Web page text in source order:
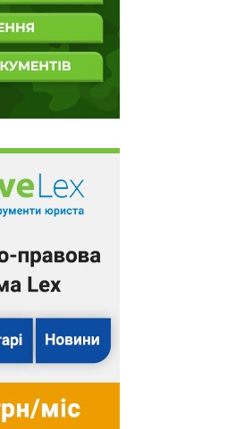
старша донька з чоловіком і
(Франція) сестра –
мати проживає в Італії.
Мобілізація чи окупація? Вибір
2020 році, про які
не було, проте були в 2022-
статус – свідок. Щодо
що виконав своє
При цьому додає, що
завершення контракту.
Криму та чуже
документів
співбесід – Олександр